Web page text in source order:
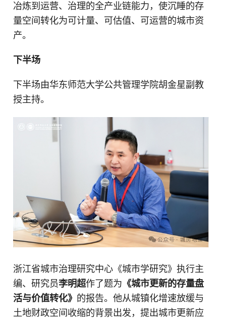
冶炼到运营、治理的全产业链能力，使沉睡的存
量空间转化为可计量、可估值、可运营的城市资
产。
下半场
下半场由华东师范大学公共管理学院胡金星副教
授主持。
浙江省城市治理研究中心《城市学研究》执行主
编、研究员李明超作了题为 《城市更新的存量盘
活与价值转化》 的报告。他从城镇化增速放缓与
土地财政空间收缩的背景出发，提出城市更新应